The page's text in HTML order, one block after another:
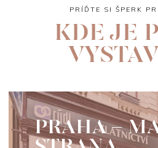
PRÍĎTE SI ŠPERK
KDE JE
PRAHA -